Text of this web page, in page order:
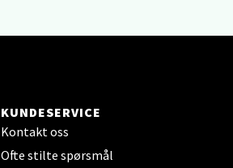
KUNDESERVICE
Kontakt oss
Ofte stilte spørsmål